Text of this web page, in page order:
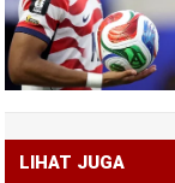
LIHAT JUGA